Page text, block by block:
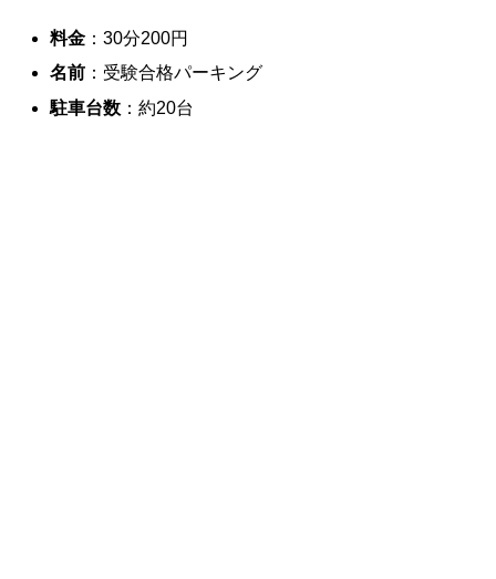
料金 ：30分200円
名前 ：受験合格パーキング
駐車台数 ：約20台